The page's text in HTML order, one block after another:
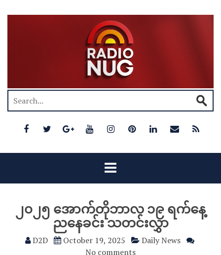
၂၀၂၅ အောက်တိုဘာလ ၁၉ ရက်နေ့
ညနေခင်း သတင်းလွှာ
D2D October 19, 2025
Daily News
No comments